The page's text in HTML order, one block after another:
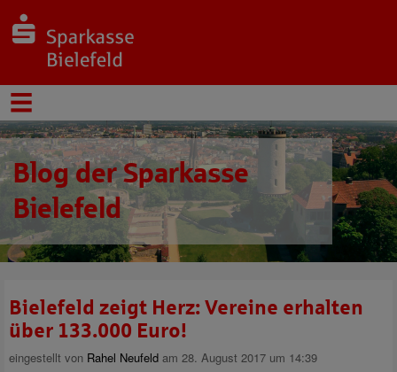
Blog der Sparkasse
Bielefeld
Bielefeld zeigt Herz: Vereine erhalten
über 133.000 Euro!
eingestellt von Rahel Neufeld am 28. August 2017 um 14:39